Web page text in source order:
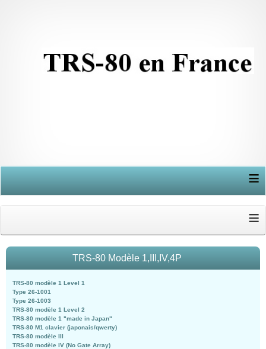
≡
≡
TRS-80 Modèle 1,III,IV,4P
TRS-80 modèle 1 Level 1
Type 26-1001
Type 26-1003
TRS-80 modèle 1 Level 2
TRS-80 modèle 1 "made in Japan"
TRS-80 M1 clavier (japonais/qwerty)
TRS-80 modèle III
TRS-80 modèle IV (No Gate Array)